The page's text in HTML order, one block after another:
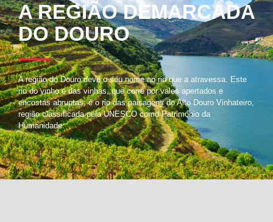
A REGIÃO DEMARCADA
DO DOURO
A região do Douro deve o seu nome ao rio que a atravessa. Este
rio do vinho e das vinhas, que corre por vales apertados e
encostas abruptas, é o rio das paisagens do Alto Douro Vinhateiro,
região classificada pela UNESCO como Património da
Humanidade.